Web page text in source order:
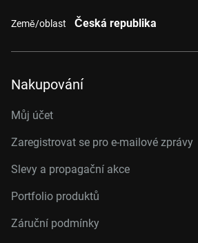
Země/oblast Česká republika
Nakupování
Můj účet
Zaregistrovat se pro e-mailové zprávy
Slevy a propagační akce
Portfolio produktů
Záruční podmínky